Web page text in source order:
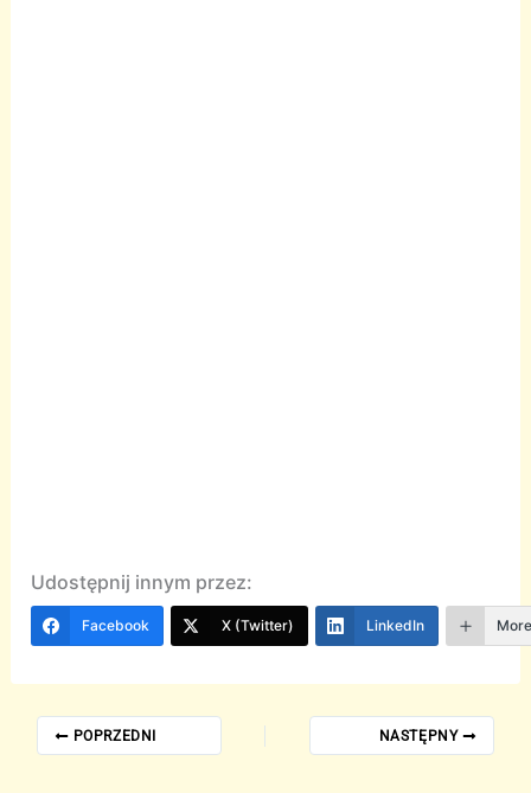
Udostępnij innym przez:
Facebook X (Twitter) LinkedIn
POPRZEDNI NASTĘPNY